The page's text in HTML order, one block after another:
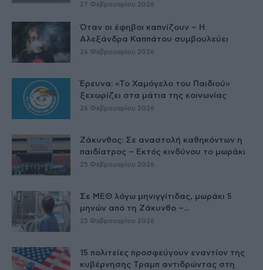
27 Φεβρουαρίου 2026
Όταν οι έφηβοι καπνίζουν – Η
Αλεξάνδρα Καππάτου συμβουλεύει
26 Φεβρουαρίου 2026
Έρευνα: «Το Χαμόγελο του Παιδιού»
ξεχωρίζει στα μάτια της κοινωνίας
26 Φεβρουαρίου 2026
Ζάκυνθος: Σε αναστολή καθηκόντων η
παιδίατρος – Εκτός κινδύνου το μωράκι
25 Φεβρουαρίου 2026
Σε ΜΕΘ λόγω μηνιγγίτιδας, μωράκι 5
μηνών από τη Ζάκυνθο –...
25 Φεβρουαρίου 2026
15 πολιτείες προσφεύγουν εναντίον της
κυβέρνησης Τραμπ αντιδρώντας στη